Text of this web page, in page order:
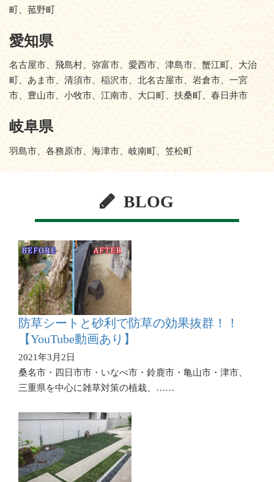
町、菰野町
愛知県
名古屋市、飛島村、弥富市、愛西市、津島市、蟹江町、大治
町、あま市、清須市、稲沢市、北名古屋市、岩倉市、一宮
市、豊山市、小牧市、江南市、大口町、扶桑町、春日井市
岐阜県
羽島市、各務原市、海津市、岐南町、笠松町
BLOG
防草シートと砂利で防草の効果抜群！！
【YouTube動画あり】
2021年3月2日
桑名市・四日市市・いなべ市・鈴鹿市・亀山市・津市、
三重県を中心に雑草対策の植栽、……